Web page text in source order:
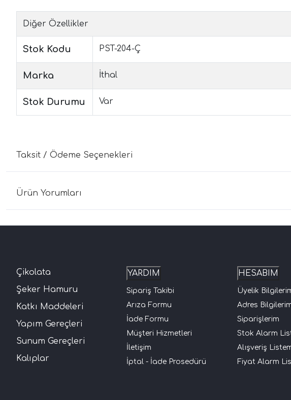
Diğer Özellikler
Stok Kodu PST-204-Ç
Marka İthal
Stok Durumu Var
Taksit / Ödeme Seçenekleri
Ürün Yorumları
Çikolata
Şeker Hamuru
Katkı Maddeleri
Yapım Gereçleri
Sunum Gereçleri
Kalıplar
YARDIM
Sipariş Takibi
Arıza Formu
İade Formu
Müşteri Hizmetleri
İletişim
İptal - İade Prosedürü
HESABIM
Üyelik
Adres
Siparişlerim
Stok Alarm
Alışveriş
Fiyat Alarm